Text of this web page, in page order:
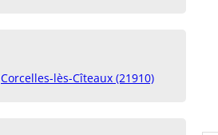
Corcelles-lès-Cîteaux (21910)